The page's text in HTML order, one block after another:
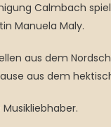
Calmbach
Manuela Maly.
aus dem
aus dem